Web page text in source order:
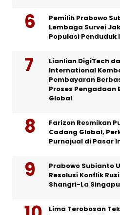
Pemilih Prabowo
Lembaga Survei
Populasi Penduduk
Lianlian DigiTech
International
Pembayaran
Proses Pengadaan
Global
Farizon Resmikan
Cadang Global,
Purnajual di Pasar
Prabowo Subianto
Resolusi Konflik
Shangri-La
Lima Terobosan